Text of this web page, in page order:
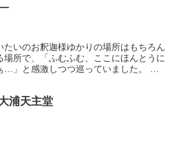
いのお釈迦様ゆかりの場所はもちろん
所で、「ふむふむ、ここにほんとうに
」と感激しつつ巡っていました。 ス
浦天主堂